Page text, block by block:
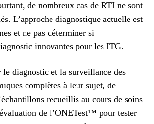
de nombreux cas de RTI ne sont
L’approche diagnostique actuelle est
et ne pas déterminer si
innovantes pour les ITG.
diagnostic et la surveillance des
complètes à leur sujet, de
recueillis au cours de soins
de l’ONETest™ pour tester